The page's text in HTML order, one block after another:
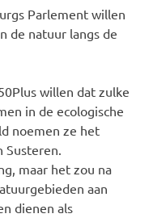
Parlement willen
de natuur langs de
willen dat zulke
in de ecologische
noemen ze het
Susteren.
maar het zou na
aan
dienen als